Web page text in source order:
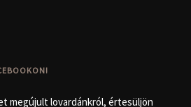
megújult lovardánkról, értesüljön